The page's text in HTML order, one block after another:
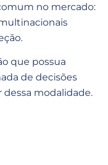
no mercado:
que possua
de decisões
modalidade.